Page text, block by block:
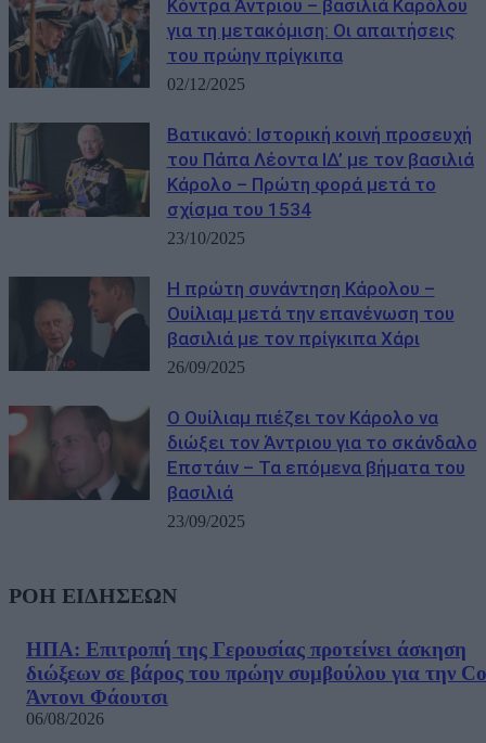
Κόντρα Άντριου – βασιλιά Καρόλου
για τη μετακόμιση: Οι απαιτήσεις
του πρώην πρίγκιπα
02/12/2025
Βατικανό: Ιστορική κοινή προσευχή
του Πάπα Λέοντα ΙΔ’ με τον βασιλιά
Κάρολο – Πρώτη φορά μετά το
σχίσμα του 1534
23/10/2025
Η πρώτη συνάντηση Κάρολου –
Ουίλιαμ μετά την επανένωση του
βασιλιά με τον πρίγκιπα Χάρι
26/09/2025
Ο Ουίλιαμ πιέζει τον Κάρολο να
διώξει τον Άντριου για το σκάνδαλο
Επστάιν – Τα επόμενα βήματα του
βασιλιά
23/09/2025
ΡΟΗ ΕΙΔΗΣΕΩΝ
ΗΠΑ: Επιτροπή της Γερουσίας προτείνει άσκηση
διώξεων σε βάρος του πρώην συμβούλου για την
Άντονι Φάουτσι
06/08/2026